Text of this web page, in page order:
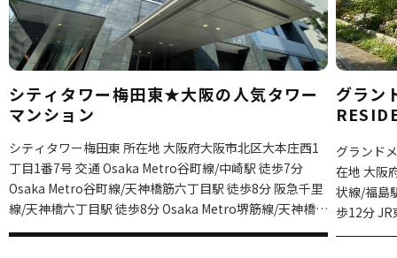
シティタワー梅田東★大阪の人気タワー
マンション
シティタワー梅田東 所在地 大阪府大阪市北区大本庄西1
丁目1番7号 交通 Osaka Metro谷町線/中崎駅 徒歩7分
Osaka Metro谷町線/天神橋筋六丁目駅 徒歩8分 阪急千里
線/天神橋六丁目駅 徒歩8分 Osaka Metro堺筋線/天神橋筋
六丁目駅 徒歩8分 築年月 2016/2 構造 鉄筋コンクリート
グラン
グランド
在地 大阪
状線/福島駅 徒歩7分
歩12分 JR東海道本線京都線/大阪 徒歩11分 Osaka Metro
御堂筋線/